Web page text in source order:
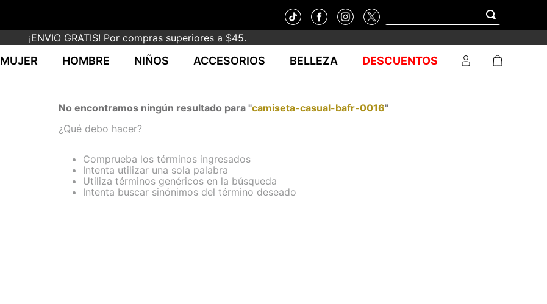
¡ENVIO GRATIS! Por compras superiores a $45.
MUJER HOMBRE NIÑOS ACCESORIOS BELLEZA DESCUENTOS
No encontramos ningún resultado para "camiseta-casual-bafr-0016"
¿Qué debo hacer?
Comprueba los términos ingresados
Intenta utilizar una sola palabra
Utiliza términos genéricos en la búsqueda
Intenta buscar sinónimos del término deseado